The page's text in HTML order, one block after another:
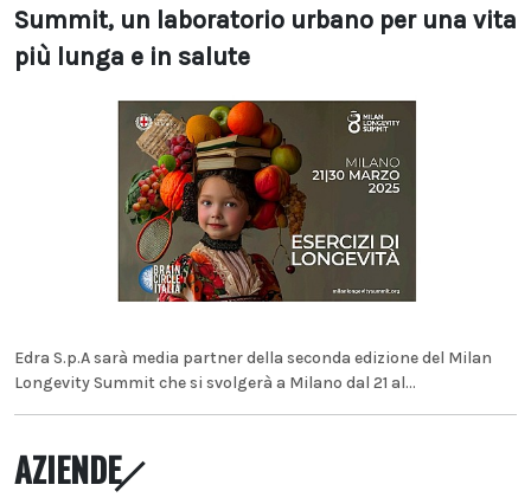
Summit, un laboratorio urbano per una vita
più lunga e in salute
Edra S.p.A sarà media partner della seconda edizione del Milan
Longevity Summit che si svolgerà a Milano dal 21 al...
AZIENDE